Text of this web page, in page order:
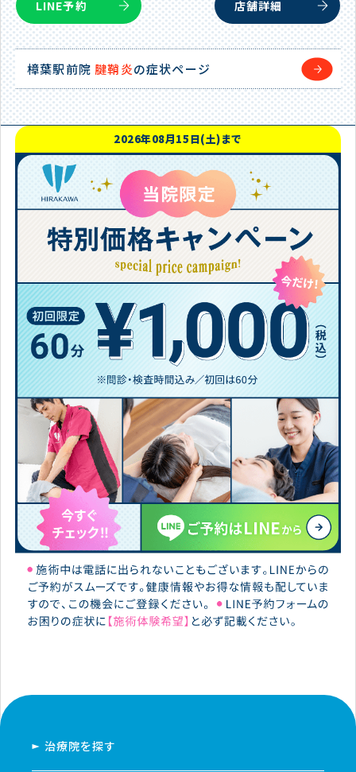
LINE予約 店舗詳細
樟葉駅前院 腱鞘炎の症状ページ
2026年08月15日(土)まで
治療院を探す